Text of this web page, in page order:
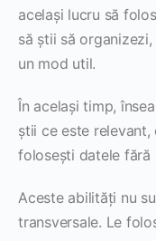
același lucru să
să știi să
un mod util.
În același timp,
știi ce este
folosești datele fără
Aceste abilități nu
transversale. Le